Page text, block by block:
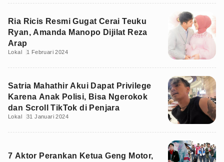
Ria Ricis Resmi Gugat Cerai Teuku
Ryan, Amanda Manopo Dijilat Reza
Arap
Lokal 1 Februari 2024
Satria Mahathir Akui Dapat Privilege
Karena Anak Polisi, Bisa Ngerokok
dan Scroll TikTok di Penjara
Lokal 31 Januari 2024
7 Aktor Perankan Ketua Geng Motor,